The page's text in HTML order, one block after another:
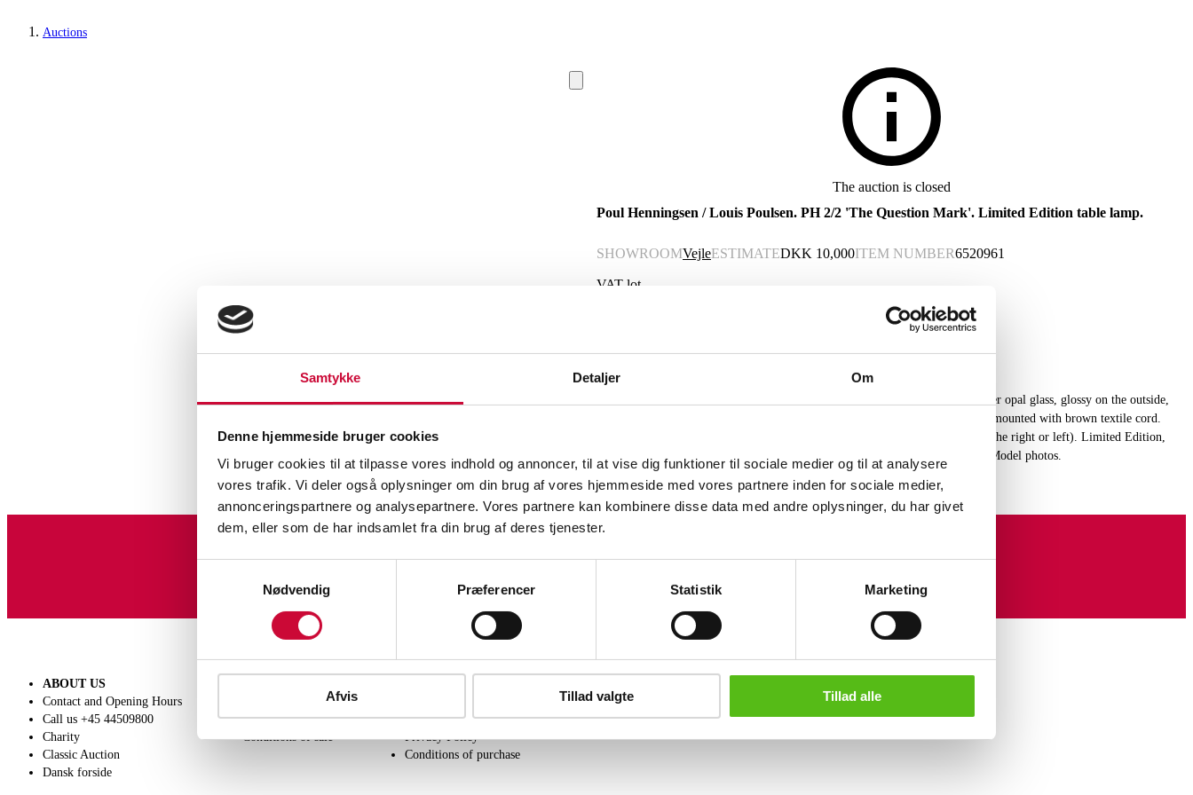
Samtykke Detaljer Om
Denne hjemmeside bruger cookies
Vi bruger cookies til at tilpasse vores indhold og annoncer, til at vise dig funktioner til sociale medier og til at analysere
vores trafik. Vi deler også oplysninger om din brug af vores hjemmeside med vores partnere inden for sociale medier,
annonceringspartnere og analysepartnere. Vores partnere kan kombinere disse data med andre oplysninger, du har givet
dem, eller som de har indsamlet fra din brug af deres tjenester.
Nødvendig
Præferencer Statistik Marketing
Afvis Tillad valgte Tillad alle
Auctions
The auction is closed
Poul Henningsen / Louis Poulsen. PH 2/2 'The Question Mark'. Limited Edition table lamp.
SHOWROOMVejleESTIMATEDKK 10,000ITEM NUMBER6520961
VAT lot
Poul Henningsen. PH 2/2 'Question mark', shade set of mouth-blown three-layer opal glass, glossy on the outside,
sandblasted on the inside, top plate, base and stand of brushed untreated brass, mounted with brown textile cord.
Adjustable with a handle in the middle of the arm (Can be tilted 45 degrees to the right or left). Limited Edition,
produced in a limited edition. H. 41. Ø. 20 cm. Unassembled in original box. Model photos.
Similar lots
ABOUT US
Contact and Opening Hours
Call us +45 44509800
Charity
Classic Auction
Dansk forside
Consignment
Conditions of sale
Pick-up
Privacy Policy
Conditions of purchase